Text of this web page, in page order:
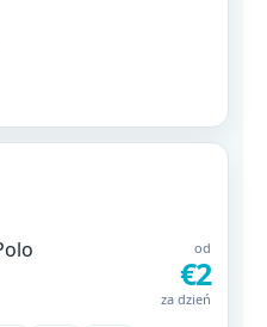
od
€2
za dzień